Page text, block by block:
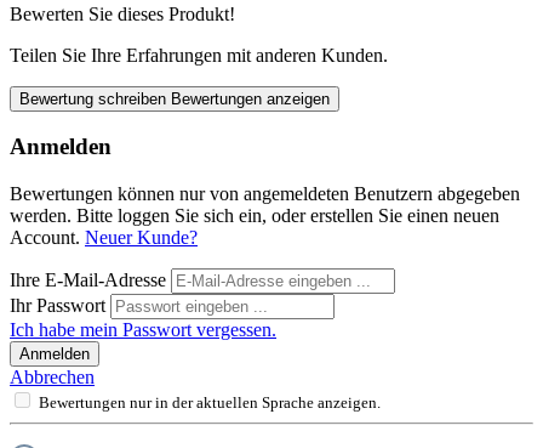
Bewerten Sie dieses Produkt!
Teilen Sie Ihre Erfahrungen mit anderen Kunden.
Bewertung schreiben Bewertungen anzeigen
Anmelden
Bewertungen können nur von angemeldeten Benutzern abgegeben
werden. Bitte loggen Sie sich ein, oder erstellen Sie einen neuen
Account. Neuer Kunde?
Ihre E-Mail-Adresse
Ihr Passwort
Ich habe mein Passwort vergessen.
Anmelden
Abbrechen
Bewertungen nur in der aktuellen Sprache anzeigen.